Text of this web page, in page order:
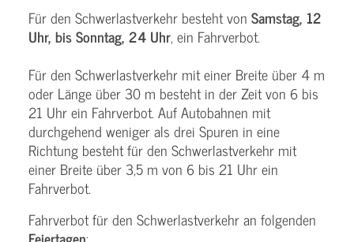
Für den Schwerlastverkehr besteht von Samstag, 12
Uhr, bis Sonntag, 24 Uhr, ein Fahrverbot.
Für den Schwerlastverkehr mit einer Breite über 4 m
oder Länge über 30 m besteht in der Zeit von 6 bis
21 Uhr ein Fahrverbot. Auf Autobahnen mit
durchgehend weniger als drei Spuren in eine
Richtung besteht für den Schwerlastverkehr mit
einer Breite über 3,5 m von 6 bis 21 Uhr ein
Fahrverbot.
Fahrverbot für den Schwerlastverkehr an folgenden